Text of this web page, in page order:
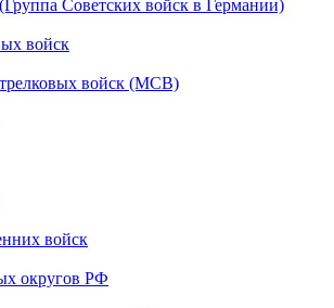
Советских войск в Германии)
войск
войск (МСВ)
войск
округов РФ